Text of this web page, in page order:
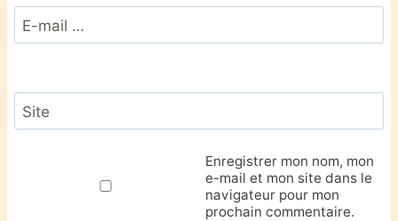
E-mail
*
Site
Enregistrer mon nom, mon
e-mail et mon site dans le
navigateur pour mon
prochain commentaire.